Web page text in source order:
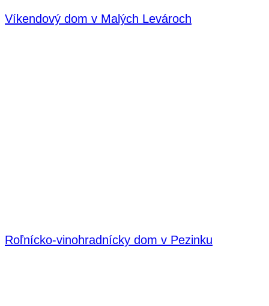
Víkendový dom v Malých Levároch
Roľnícko-vinohradnícky dom v Pezinku